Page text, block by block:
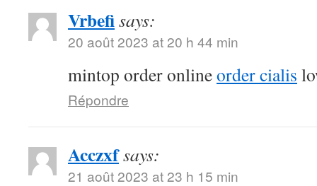
Vrbefisays:
20 août 2023 at 20 h 44 min
mintop order onlineorder cialis
Répondre
Acczxfsays:
21 août 2023 at 23 h 15 min